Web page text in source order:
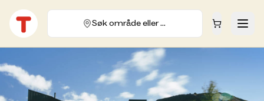
Søk område eller hytte